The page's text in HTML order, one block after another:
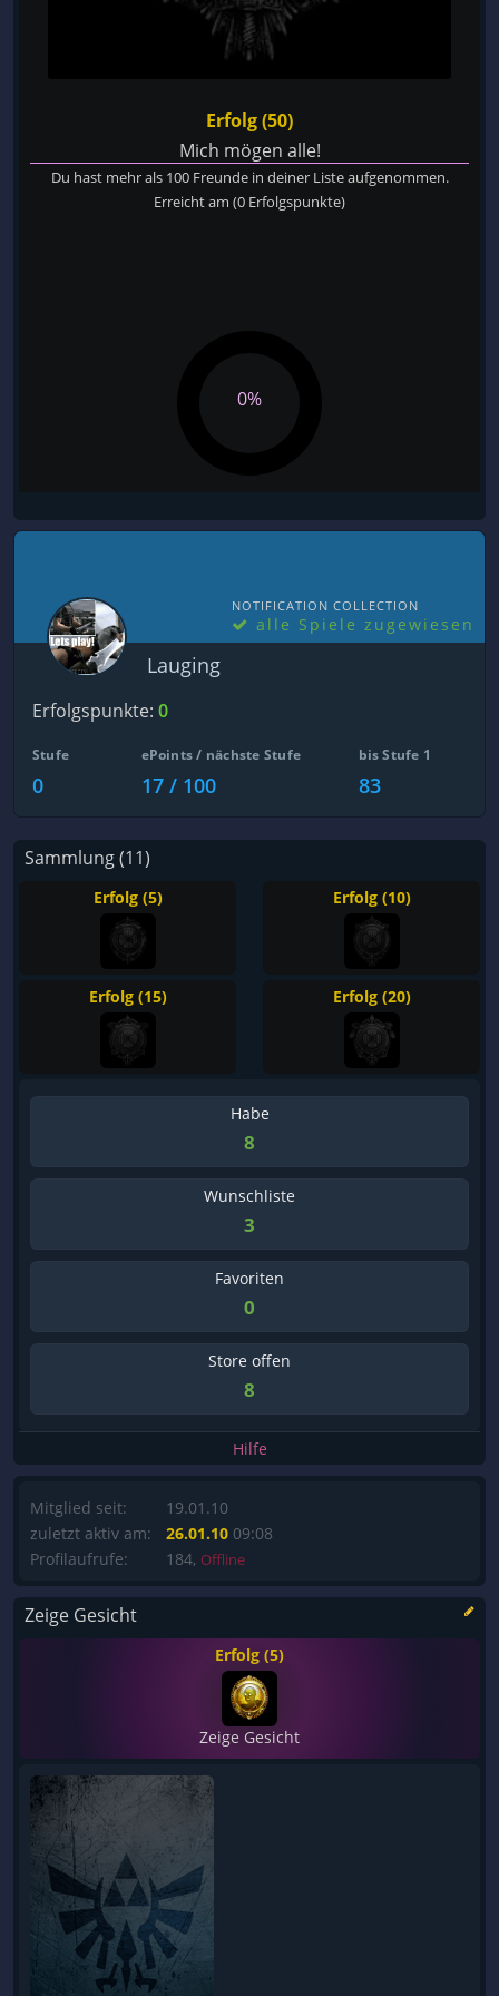
Erfolg (50)
Mich mögen alle!
Du hast mehr als 100 Freunde in deiner Liste aufgenommen.
Erreicht am (0 Erfolgspunkte)
0%
NOTIFICATION COLLECTION
alle Spiele zugewiesen
Lauging
Erfolgspunkte: 0
Stufe
0
ePoints / nächste Stufe
17 / 100
bis Stufe 1
83
Sammlung (11)
Erfolg (5) Erfolg (10)
Erfolg (15) Erfolg (20)
Habe
8
Wunschliste
3
Favoriten
0
Store offen
8
Hilfe
Mitglied seit:
zuletzt aktiv am:
Profilaufrufe:
19.01.10
26.01.10 09:08
184, Offline
Zeige Gesicht
Erfolg (5)
Zeige Gesicht